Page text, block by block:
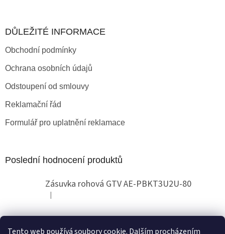
Tento web používá soubory cookie. Dalším procházením
DŮLEŽITÉ INFORMACE
Obchodní podmínky
Ochrana osobních údajů
Odstoupení od smlouvy
Reklamační řád
Formulář pro uplatnění reklamace
Poslední hodnocení produktů
Zásuvka rohová GTV AE-PBKT3U2U-80
Hodnocení produktu je 2 z 5 hvězdiček.
|